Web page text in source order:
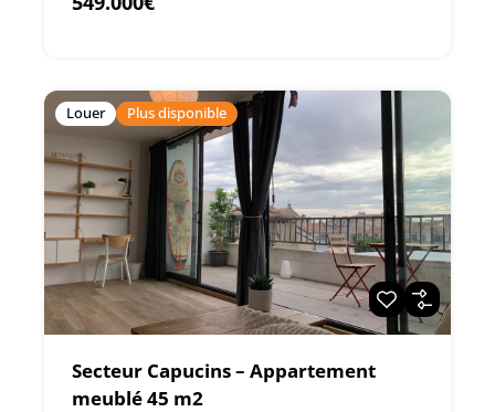
Louer Plus disponible
Secteur Capucins – Appartement
meublé 45 m2